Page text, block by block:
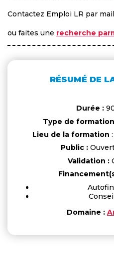
Contactez Emploi LR par mail
ou faites une recherche
RÉSUMÉ DE
Durée :
Type de
Lieu de la formation
Public :
Validation :
Domaine :